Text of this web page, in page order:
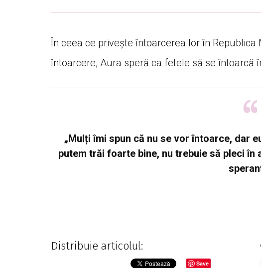
În ceea ce privește întoarcerea lor în
întoarcere, Aura speră ca fetele să se întoarcă
„Mulți îmi spun că nu se vor întoarce, dar
putem trăi foarte bine, nu trebuie să pleci în
Distribuie articolul:
Save